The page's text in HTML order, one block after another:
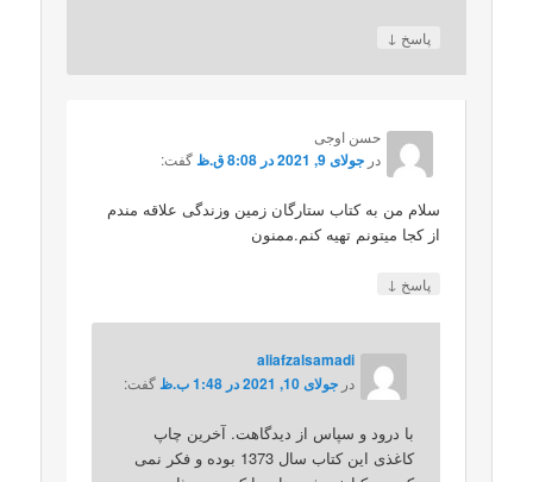
پاسخ ↓
حسن اوجی
درجولای 9, 2021 در 8:08 ق.ظ گفت:
سلام من به کتاب ستارگان زمین وزندگی علاقه مندم
از کجا ميتونم تهيه کنم.ممنون
پاسخ ↓
aliafzalsamadi
درجولای 10, 2021 در 1:48 ب.ظ گفت:
با درود و سپاس از دیدگاهت. آخرین چاپ
کاغذی این کتاب سال 1373 بوده و فکر نمی